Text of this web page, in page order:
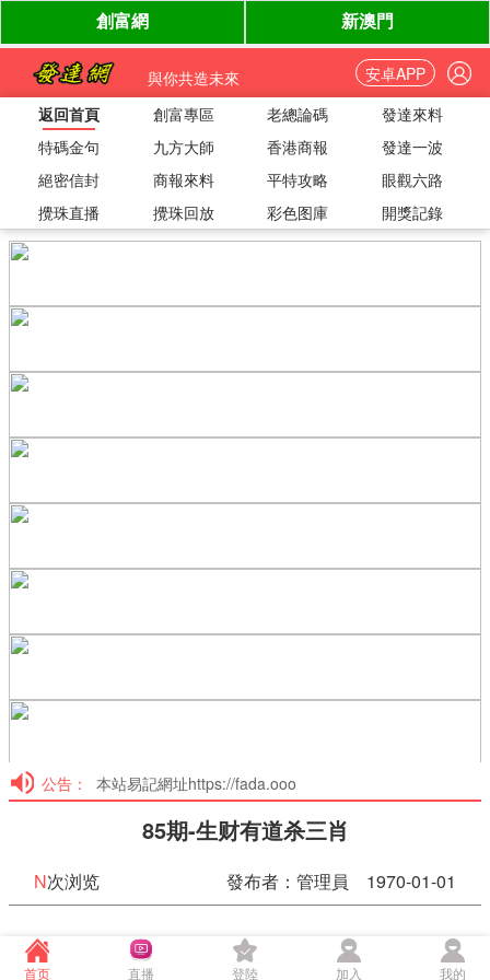
與你共造未來
安卓APP
返回首頁
創富專區 老總論碼
發達來料
特碼金句
九方大師 香港商報
發達一波
絕密信封
商報來料 平特攻略
眼觀六路
攪珠直播
攪珠回放 彩色图庫 開獎記錄
公告： 本站易記網址https://fada.ooo
85期-生财有道杀三肖
N次浏览 發布者：管理員 1970-01-01
85期-生财有道杀三肖
首页 直播 登陸 加入 我的